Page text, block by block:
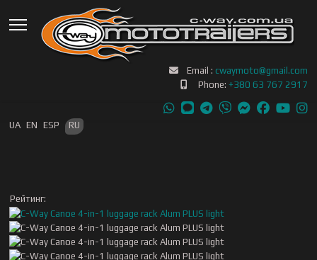
Email : cwaymoto@gmail.com
Phone: +380 63 767 2917
Выберите язык
UA EN ESP RU
Рейтинг: